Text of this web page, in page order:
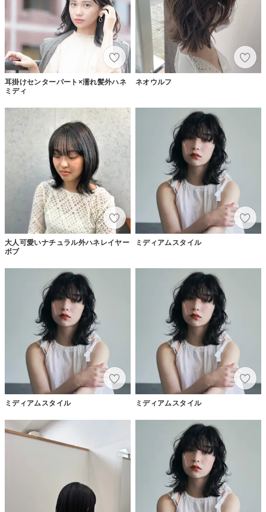
耳掛けセンターパート×濡れ髪外ハネ
ミディ
ネオウルフ
大人可愛いナチュラル外ハネレイヤー
ボブ
ミディアムスタイル
ミディアムスタイル ミディアムスタイル